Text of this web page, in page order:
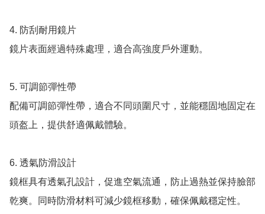
4. 防刮耐用鏡片
鏡片表面經過特殊處理，適合高強度戶外運動。
5. 可調節彈性帶
配備可調節彈性帶，適合不同頭圍尺寸，並能穩固地固定在
頭盔上，提供舒適佩戴體驗。
6. 透氣防滑設計
鏡框具有透氣孔設計，促進空氣流通，防止過熱並保持臉部
乾爽。同時防滑材料可減少鏡框移動，確保佩戴穩定性。